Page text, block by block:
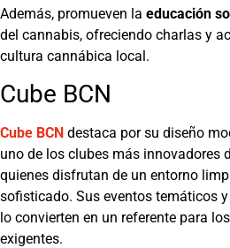
Además, promueven la educación
del cannabis, ofreciendo charlas y
cultura cannábica local.
Cube BCN
Cube BCN destaca por su diseño
uno de los clubes más innovadores
quienes disfrutan de un entorno
sofisticado. Sus eventos temáticos
lo convierten en un referente para
exigentes.